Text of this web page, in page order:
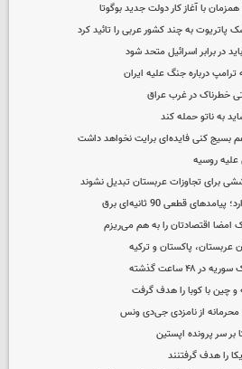
با آغاز کار دولت جدید بوگوتا
در برابر اسرائیل متحد شود
درباره جنگ علیه ایران
خطرناک در غرب عراق
به ناتو حمله کند
بسیج کنی فایده‌ای برایت نخواهد داشت
علیه روسیه
برای تجاوزات عربستان تبدیل نشوند
قطعی 90 ثانیه‌ای برق
امضا اقتصادتان را به هم می‌ریزم
پاکستان و ترکیه
چین با کوبا را هدف گرفت
بر سر پرونده اپستین
را هدف گرفتنند